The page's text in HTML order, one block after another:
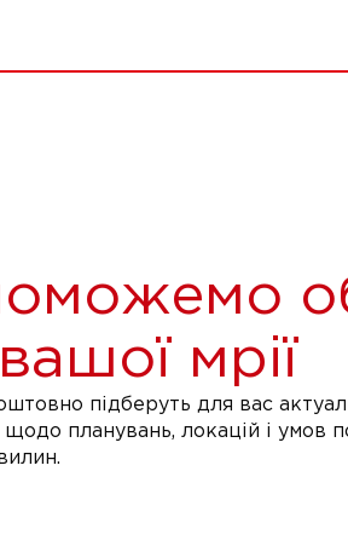
мрії
підберуть для вас
планувань, локацій і умов